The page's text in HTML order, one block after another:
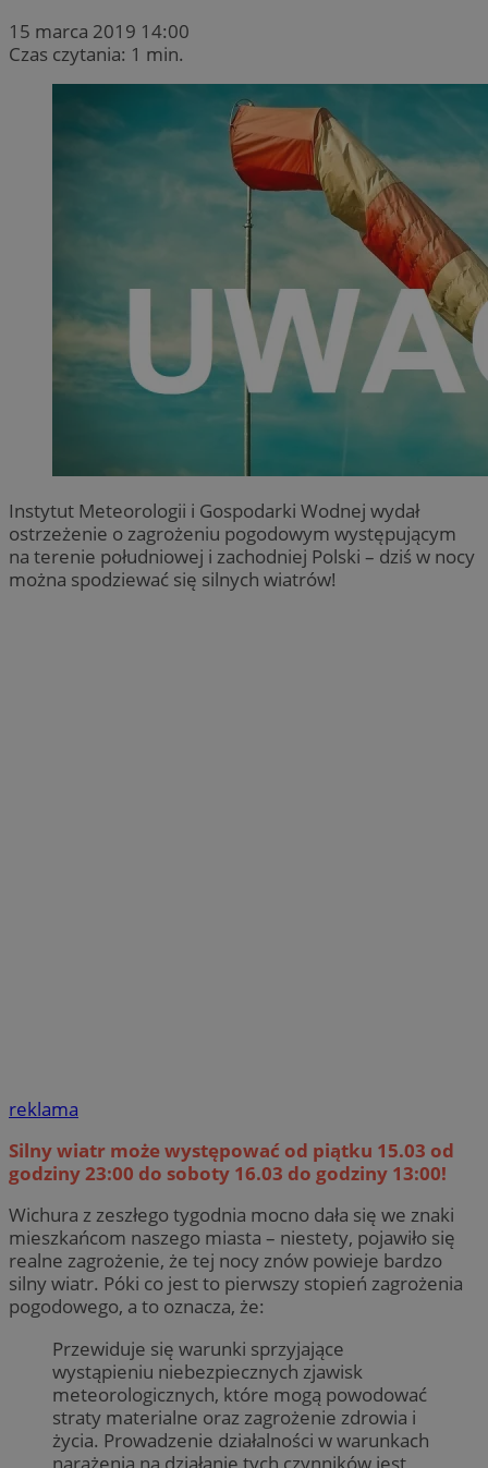
15 marca 2019 14:00
Czas czytania: 1 min.
Instytut Meteorologii i Gospodarki Wodnej wydał
ostrzeżenie o zagrożeniu pogodowym występującym
na terenie południowej i zachodniej Polski – dziś w nocy
można spodziewać się silnych wiatrów!
reklama
Silny wiatr może występować od piątku 15.03 od
godziny 23:00 do soboty 16.03 do godziny 13:00!
Wichura z zeszłego tygodnia mocno dała się we znaki
mieszkańcom naszego miasta – niestety, pojawiło się
realne zagrożenie, że tej nocy znów powieje bardzo
silny wiatr. Póki co jest to pierwszy stopień zagrożenia
pogodowego, a to oznacza, że:
Przewiduje się warunki sprzyjające
wystąpieniu niebezpiecznych zjawisk
meteorologicznych, które mogą powodować
straty materialne oraz zagrożenie zdrowia i
życia. Prowadzenie działalności w warunkach
narażenia na działanie tych czynników jest